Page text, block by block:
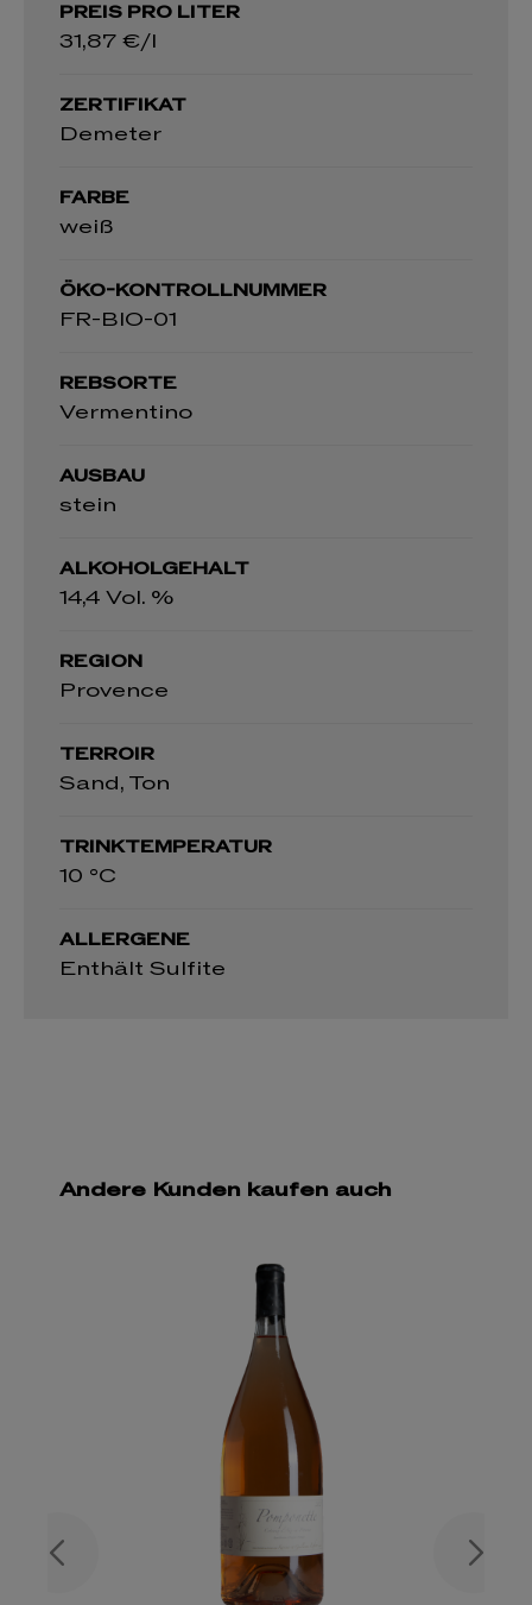
PREIS PRO LITER
31,87 €/l
ZERTIFIKAT
Demeter
FARBE
weiß
ÖKO-KONTROLLNUMMER
FR-BIO-01
REBSORTE
Vermentino
AUSBAU
stein
ALKOHOLGEHALT
14,4 Vol. %
REGION
Provence
TERROIR
Sand, Ton
TRINKTEMPERATUR
10 °C
ALLERGENE
Enthält Sulfite
Andere Kunden kaufen auch